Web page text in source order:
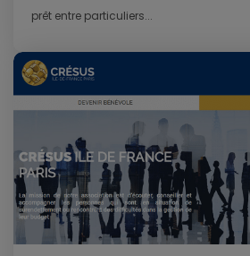
prêt entre particuliers...